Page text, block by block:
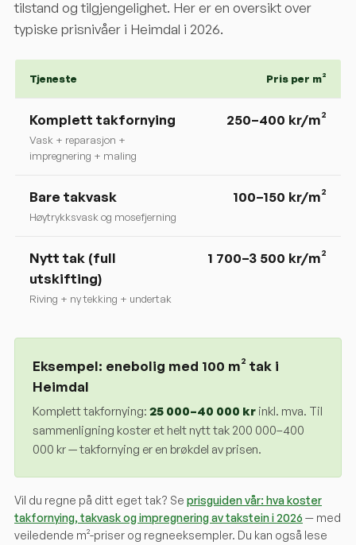
tilstand og tilgjengelighet. Her er en oversikt over
typiske prisnivåer i Heimdal i 2026.
Tjeneste Pris per m²
Komplett takfornying
Vask + reparasjon +
impregnering + maling
250–400 kr/m²
Bare takvask
Høytrykksvask og mosefjerning
100–150 kr/m²
Nytt tak (full
utskifting)
Riving + ny tekking + undertak
1 700–3 500 kr/m²
Eksempel: enebolig med 100 m² tak i
Heimdal
Komplett takfornying: 25 000–40 000 kr inkl. mva. Til
sammenligning koster et helt nytt tak 200 000–400
000 kr — takfornying er en brøkdel av prisen.
Vil du regne på ditt eget tak? Se prisguiden vår: hva koster
takfornying, takvask og impregnering av takstein i 2026 — med
veiledende m²-priser og regneeksempler. Du kan også lese